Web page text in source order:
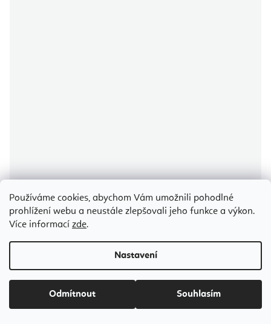
Používáme cookies, abychom Vám umožnili pohodlné
prohlížení webu a neustále zlepšovali jeho funkce a výkon.
Více informací zde.
Nastavení
Odmítnout Souhlasím
Phoenix sada hliníkových terapeutických ladiček Angel 3 ks